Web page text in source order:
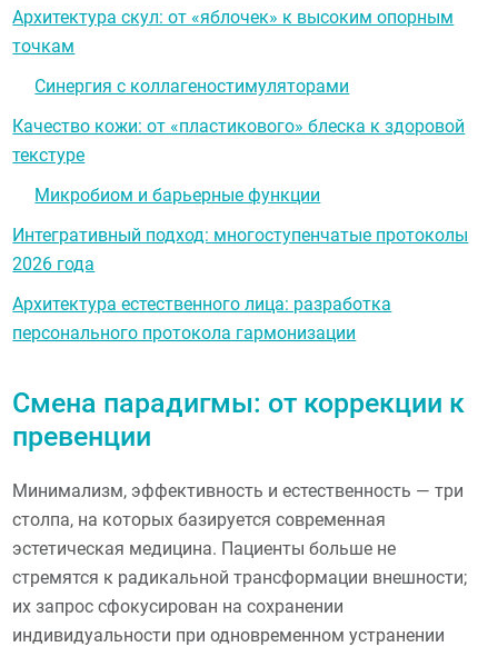
Архитектура скул: от «яблочек» к высоким опорным
точкам
Синергия с коллагеностимуляторами
Качество кожи: от «пластикового» блеска к здоровой
текстуре
Микробиом и барьерные функции
Интегративный подход: многоступенчатые протоколы
2026 года
Архитектура естественного лица: разработка
персонального протокола гармонизации
Смена парадигмы: от коррекции к
превенции
Минимализм, эффективность и естественность — три
столпа, на которых базируется современная
эстетическая медицина. Пациенты больше не
стремятся к радикальной трансформации внешности;
их запрос сфокусирован на сохранении
индивидуальности при одновременном устранении